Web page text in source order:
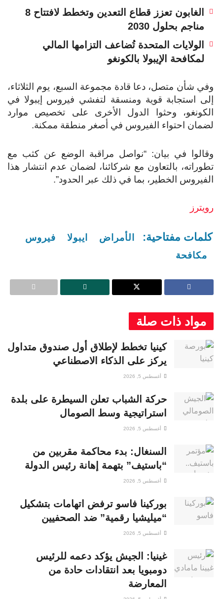
الغابون تعزز قطاع التعدين وتخطط لافتتاح 8
مناجم بحلول 2030
الولايات المتحدة تُضاعف التزامها المالي
لمكافحة الإيبولا بالكونغو
وفي شأن متصل، دعا قادة مجموعة السبع، يوم الثلاثاء،
إلى استجابة قوية ومنسقة لتفشي فيروس إيبولا في
الكونغو، وحثوا الدول الأخرى على تخصيص موارد
لضمان احتواء الفيروس في أصغر منطقة ممكنة.
وقالوا في بيان: “نواصل مراقبة الوضع عن كثب مع
تطوراته، بالتعاون مع شركائنا، لضمان عدم انتشار هذا
الفيروس الخطير، بما في ذلك عبر الحدود”.
رويترز
كلمات مفتاحية: الأمراض ايبولا
فيروس
مكافحة
مواد ذات صلة
كينيا تخطط لإطلاق أول صندوق متداول
يركز على الذكاء الاصطناعي
أغسطس 5, 2026
حركة الشباب تعلن السيطرة على بلدة
استراتيجية وسط الصومال
أغسطس 5, 2026
السنغال: بدء محاكمة مقربين من
“باستيف” بتهمة إهانة رئيس الدولة
أغسطس 5, 2026
بوركينا فاسو ترفض اتهامات بتشكيل
“ميليشيا رقمية” ضد الصحفيين
أغسطس 5, 2026
غينيا: الجيش يؤكد دعمه للرئيس
دومبويا بعد انتقادات حادة من
المعارضة